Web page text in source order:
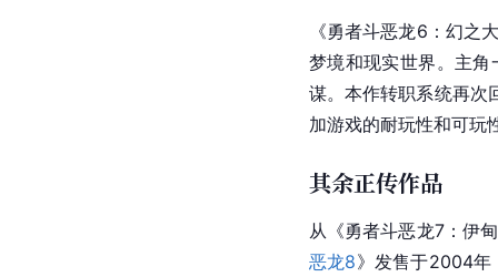
《勇者斗恶龙6 ： 幻之
梦境和现实世界。主
谋。本作转职系统再次
加游戏的耐玩性和可玩
其余正传作品
从《勇者斗恶龙7：伊
恶龙8》发售于2004年